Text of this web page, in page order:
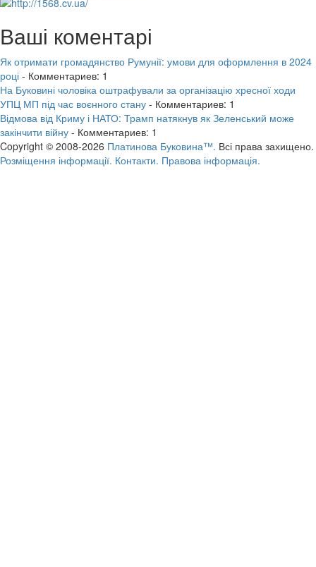
Ваші коментарі
Як отримати громадянство Румунії: умови для оформлення в 2024
році - Комментариев: 1
На Буковині чоловіка оштрафували за організацію хресної ходи
УПЦ МП під час воєнного стану - Комментариев: 1
Відмова від Криму і НАТО: Трамп натякнув як Зеленський може
закінчити війну - Комментариев: 1
Copyright © 2008-2026 Платинова Буковина™. Всі права захищено.
Розміщення інформації. Контакти. Правова інформація.